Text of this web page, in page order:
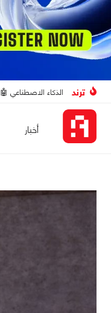
ترند الذكاء الاصطناعي 🤖
أخبار